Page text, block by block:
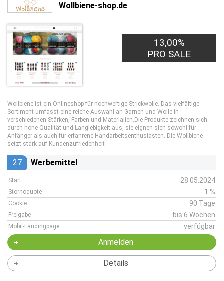
Wollbiene-shop.de
13,00%
PRO SALE
Wollbiene ist ein Onlineshop für hochwertige Strickwolle. Das vielfältige
Sortiment umfasst eine reiche Auswahl an Garnen und Wolle in
verschiedenen Stärken, Farben und Materialien.Die Produkte zeichnen sich
durch hohe Qualität und Langlebigkeit aus, sie eignen sich sowohl für
Anfänger als auch für erfahrene Handarbeitsenthusiasten. Die Wollbiene
setzt stark auf Kundenzufriedenheit
27 Werbemittel
Start 28.05.2024
Stornoquote 1 %
Cookie 90 Tage
Freigabe bis 6 Wochen
Mobil-Landingpage verfügbar
Anmelden
Details